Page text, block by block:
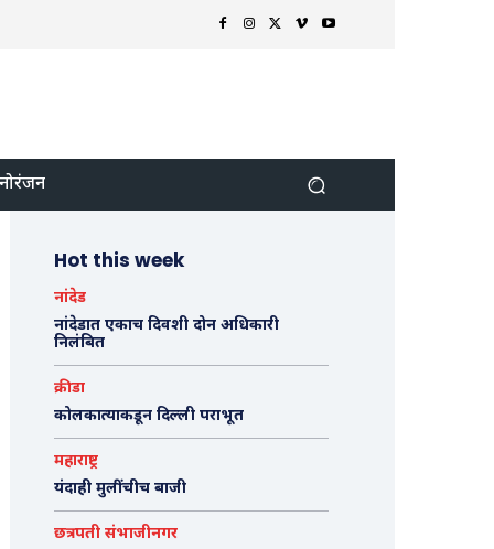
Hot this week
नांदेड
नांदेडात एकाच दिवशी दोन अधिकारी
निलंबित
क्रीडा
कोलकात्याकडून दिल्ली पराभूत
महाराष्ट्र
यंदाही मुलींचीच बाजी
छत्रपती संभाजीनगर